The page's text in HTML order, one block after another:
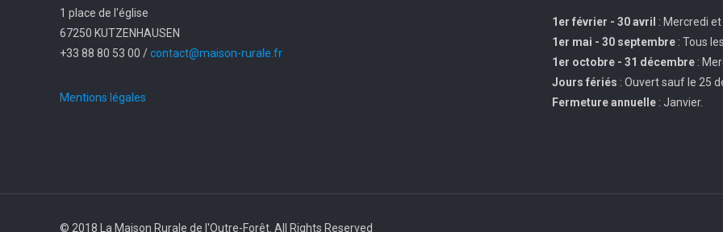
1 place de l'église
67250 KUTZENHAUSEN
+33 88 80 53 00 /contact@maison-rurale.fr
Mentions légales
1er février - 30 avril : Mercredi
1er mai - 30 septembre : Tous
1er octobre - 31 décembre :
Jours fériés : Ouvert sauf le 25
Fermeture annuelle : Janvier.
© 2018 La Maison Rurale de l'Outre-Forêt. All Rights Reserved